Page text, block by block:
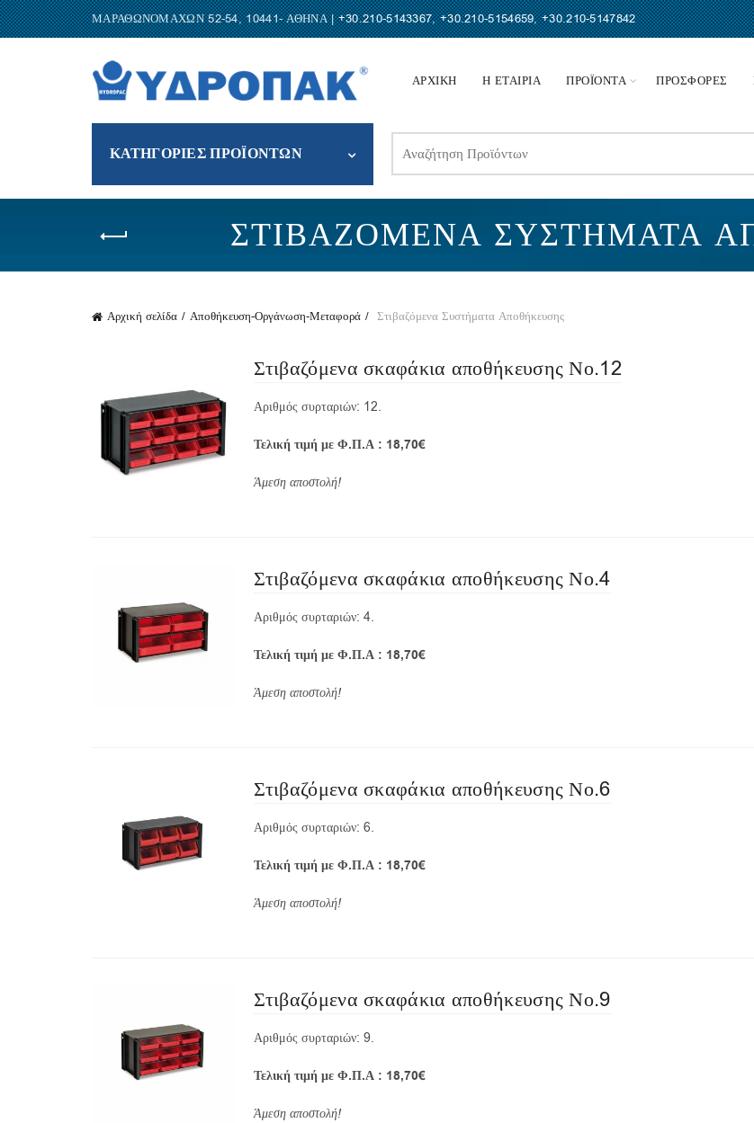
ΜΑΡΑΘΩΝΟΜΑΧΩΝ 52-54, 10441- ΑΘΗΝΑ |+30.210-5143367,+30.210-5154659,+30.210-5147842
ΑΡΧΙΚΗ Η ΕΤΑΙΡΙΑ ΠΡΟΪΟΝΤΑ ΠΡΟΣΦΟΡΕΣ
ΚΑΤΗΓΟΡΙΕΣ ΠΡΟΪΟΝΤΩΝ
for:
ΣΤΙΒΑΖΌΜΕΝΑ ΣΥΣΤΉΜΑΤΑ
Αρχική σελίδα Αποθήκευση-Οργάνωση-Μεταφορά Στιβαζόμενα Συστήματα Αποθήκευσης
Στιβαζόμενα σκαφάκια αποθήκευσης Νο.12
Αριθμός συρταριών: 12.
Τελική τιμή με Φ.Π.Α : 18,70€
Άμεση αποστολή!
Στιβαζόμενα σκαφάκια αποθήκευσης Νο.4
Αριθμός συρταριών: 4.
Τελική τιμή με Φ.Π.Α : 18,70€
Άμεση αποστολή!
Στιβαζόμενα σκαφάκια αποθήκευσης Νο.6
Αριθμός συρταριών: 6.
Τελική τιμή με Φ.Π.Α : 18,70€
Άμεση αποστολή!
Στιβαζόμενα σκαφάκια αποθήκευσης Νο.9
Αριθμός συρταριών: 9.
Τελική τιμή με Φ.Π.Α : 18,70€
Άμεση αποστολή!